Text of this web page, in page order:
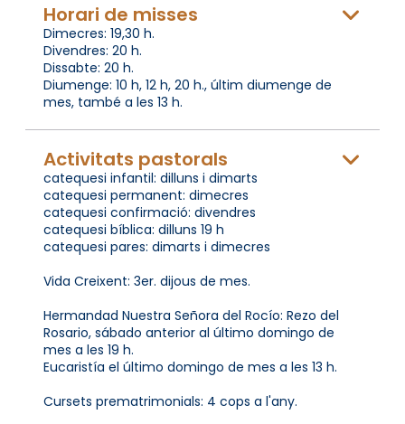
Horari de misses
Dimecres: 19,30 h.
Divendres: 20 h.
Dissabte: 20 h.
Diumenge: 10 h, 12 h, 20 h., últim diumenge de
mes, també a les 13 h.
Activitats pastorals
catequesi infantil: dilluns i dimarts
catequesi permanent: dimecres
catequesi confirmació: divendres
catequesi bíblica: dilluns 19 h
catequesi pares: dimarts i dimecres
Vida Creixent: 3er. dijous de mes.
Hermandad Nuestra Señora del Rocío: Rezo del
Rosario, sábado anterior al último domingo de
mes a les 19 h.
Eucaristía el último domingo de mes a les 13 h.
Cursets prematrimonials: 4 cops a l'any.